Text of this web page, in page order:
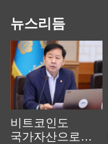
뉴스리듬
비트코인도
국가자산으로…'